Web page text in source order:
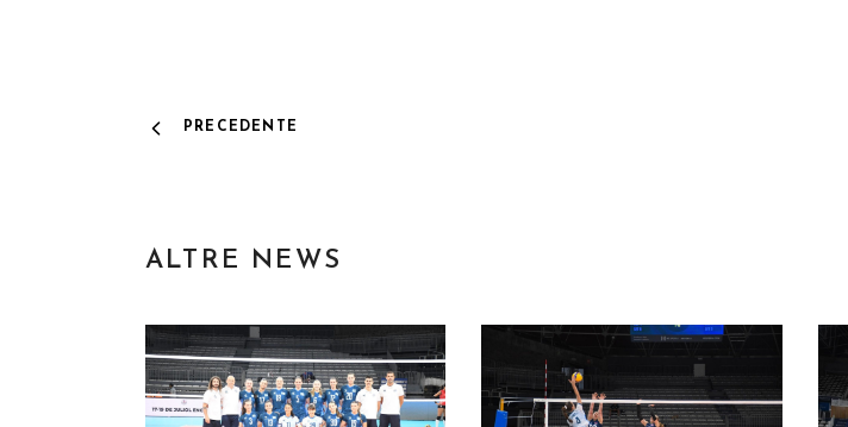
PRECEDENTE
ALTRE NEWS